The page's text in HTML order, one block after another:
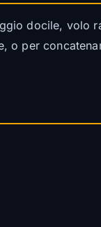
docile, volo
o per